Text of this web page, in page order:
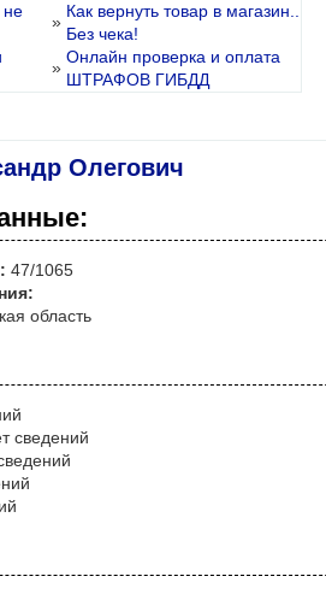
не
»
Как вернуть товар в магазин..
Без чека!
»
Онлайн проверка и оплата
ШТРАФОВ ГИБДД
Олегович
47/1065
область
сведений